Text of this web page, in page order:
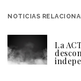
NOTICIAS
La